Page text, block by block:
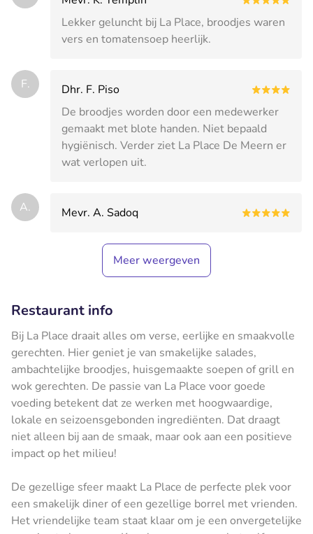
Lekker geluncht bij La Place, broodjes waren
vers en tomatensoep heerlijk.
F.
Dhr. F. Piso
De broodjes worden door een medewerker
gemaakt met blote handen. Niet bepaald
hygiënisch. Verder ziet La Place De Meern er
wat verlopen uit.
A. Mevr. A. Sadoq
Meer weergeven
Restaurant info
Bij La Place draait alles om verse, eerlijke en smaakvolle
gerechten. Hier geniet je van smakelijke salades,
ambachtelijke broodjes, huisgemaakte soepen of grill en
wok gerechten. De passie van La Place voor goede
voeding betekent dat ze werken met hoogwaardige,
lokale en seizoensgebonden ingrediënten. Dat draagt
niet alleen bij aan de smaak, maar ook aan een positieve
impact op het milieu!
De gezellige sfeer maakt La Place de perfecte plek voor
een smakelijk diner of een gezellige borrel met vrienden.
Het vriendelijke team staat klaar om je een onvergetelijke